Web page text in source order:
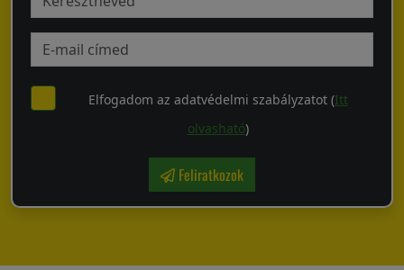
Elfogadom az adatvédelmi szabályzatot (Itt
olvasható)
Feliratkozok